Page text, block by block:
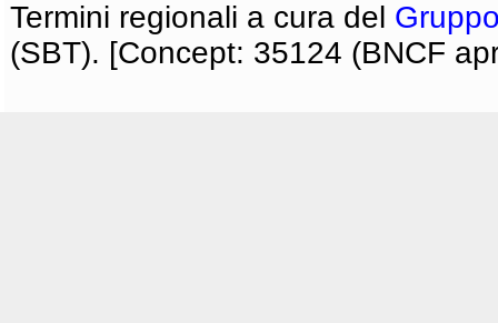
Termini regionali a cura del
(SBT). [Concept: 35124 (BNCF